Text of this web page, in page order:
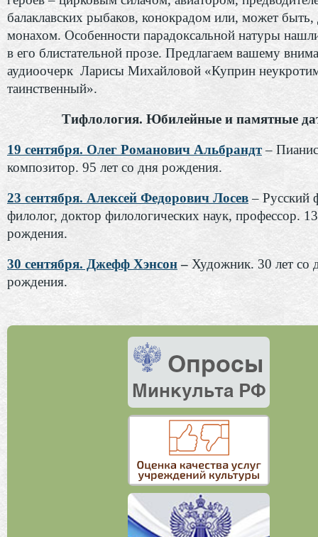
балаклавских рыбаков, конокрадом или, может быть,
монахом. Особенности парадоксальной натуры
в его блистательной прозе. Предлагаем вашему
аудиоочерк Ларисы Михайловой «Куприн
таинственный».
Тифлология. Юбилейные и памятные
19 сентября. Олег Романович Альбрандт–
композитор. 95 лет со дня рождения.
23 сентября. Алексей Федорович Лосев– Русский
филолог, доктор филологических наук, профессор.
рождения.
30 сентября. Джефф Хэнсон– Художник. 30 лет со
рождения.